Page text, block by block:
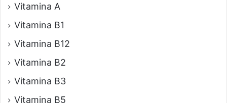
Vitamina A
Vitamina B1
Vitamina B12
Vitamina B2
Vitamina B3
Vitamina B5